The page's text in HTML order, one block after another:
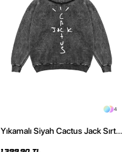
4
Yıkamalı Siyah Cactus Jack Sırt